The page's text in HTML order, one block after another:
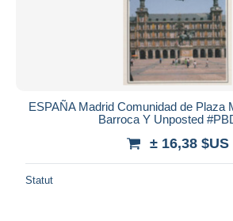
ESPAÑA Madrid Comunidad de Plaza
Barroca Y Unposted
± 16,38 $US
Statut